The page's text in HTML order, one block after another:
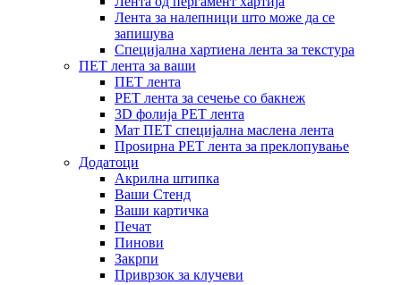
Лента за налепници што може да се
запишува
Специјална хартиена лента за текстура
ПЕТ лента за ваши
ПЕТ лента
PET лента за сечење со бакнеж
3D фолија PET лента
Мат ПЕТ специјална маслена лента
Проѕирна PET лента за преклопување
Додатоци
Акрилна штипка
Ваши Стенд
Ваши картичка
Печат
Пинови
Закрпи
Приврзок за клучеви